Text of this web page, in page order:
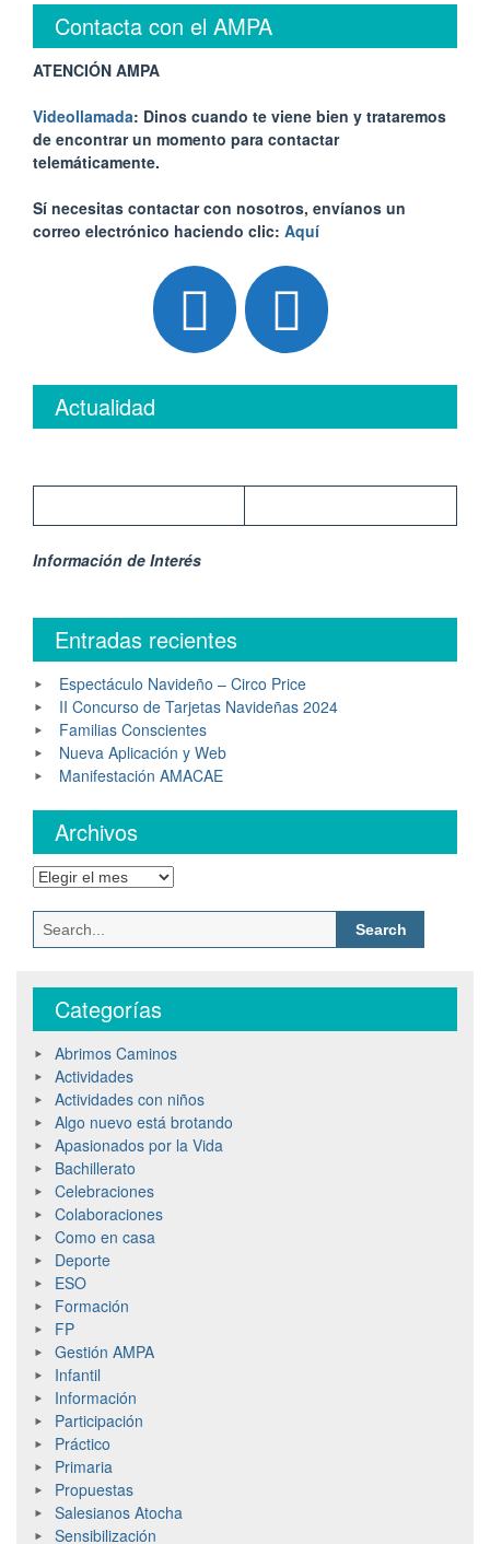
Contacta con el AMPA
ATENCIÓN AMPA
Videollamada: Dinos cuando te viene bien y trataremos
de encontrar un momento para contactar
telemáticamente.
Sí necesitas contactar con nosotros, envíanos un
correo electrónico haciendo clic: Aquí
Actualidad
Información de Interés
Entradas recientes
Espectáculo Navideño – Circo Price
II Concurso de Tarjetas Navideñas 2024
Familias Conscientes
Nueva Aplicación y Web
Manifestación AMACAE
Archivos
Archivos
Search
for:
Categorías
Abrimos Caminos
Actividades
Actividades con niños
Algo nuevo está brotando
Apasionados por la Vida
Bachillerato
Celebraciones
Colaboraciones
Como en casa
Deporte
ESO
Formación
FP
Gestión AMPA
Infantil
Información
Participación
Práctico
Primaria
Propuestas
Salesianos Atocha
Sensibilización